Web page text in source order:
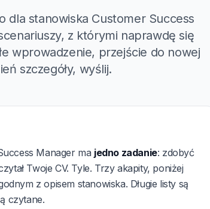
dla stanowiska Customer Success
z którymi naprawdę się
wprowadzenie, przejście do nowej
szczegóły, wyślij.
Manager ma jedno zadanie: zdobyć
Twoje CV. Tyle. Trzy akapity, poniżej
z opisem stanowiska. Długie listy są
czytane.